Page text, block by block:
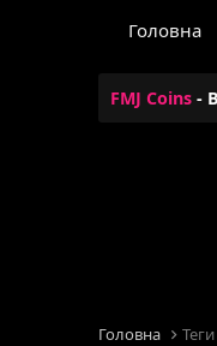
Головна
FMJ Coins -
Головна Теги